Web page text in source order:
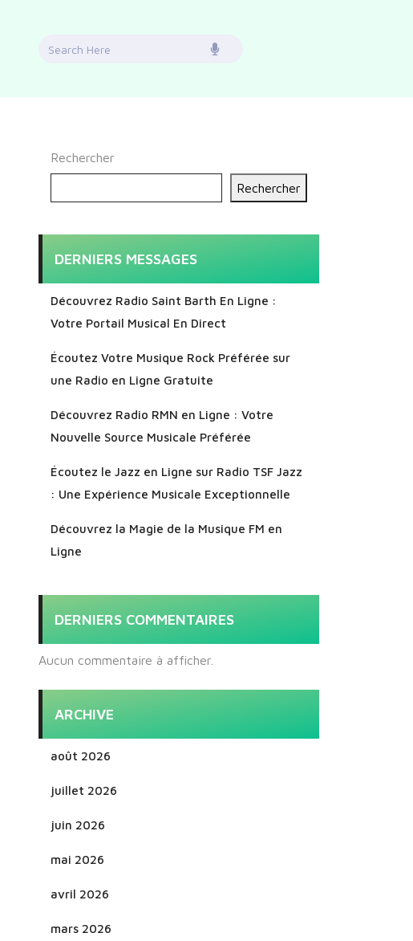
Search
Rechercher
Rechercher
DERNIERS MESSAGES
Découvrez Radio Saint Barth En Ligne :
Votre Portail Musical En Direct
Écoutez Votre Musique Rock Préférée sur
une Radio en Ligne Gratuite
Découvrez Radio RMN en Ligne : Votre
Nouvelle Source Musicale Préférée
Écoutez le Jazz en Ligne sur Radio TSF Jazz
: Une Expérience Musicale Exceptionnelle
Découvrez la Magie de la Musique FM en
Ligne
DERNIERS COMMENTAIRES
Aucun commentaire à afficher.
ARCHIVE
août 2026
juillet 2026
juin 2026
mai 2026
avril 2026
mars 2026